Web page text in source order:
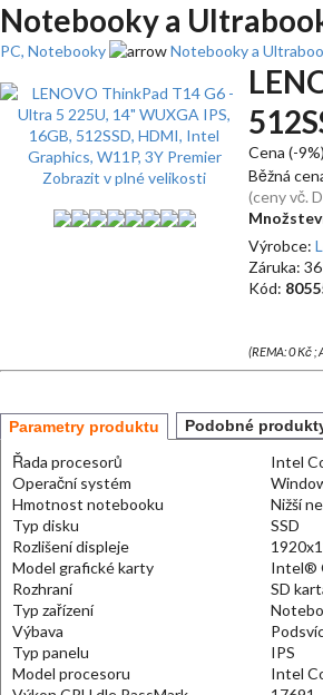
Notebooky a
PC, Notebooky Notebooky a
Zobrazit v plné velikosti
Cena (-
Běžná
(ceny vč.
Výrobce:
Záruka:
Kód:
(REMA: 0 Kč
Parametry produktu Podobné
Řada procesorů
Intel
Operační systém
Hmotnost notebooku
Nižší
Typ disku
SSD
Rozlišení displeje
Model grafické karty
Intel®
Rozhraní
SD
Typ zařízení
Výbava
Typ panelu
IPS
Model procesoru
Intel